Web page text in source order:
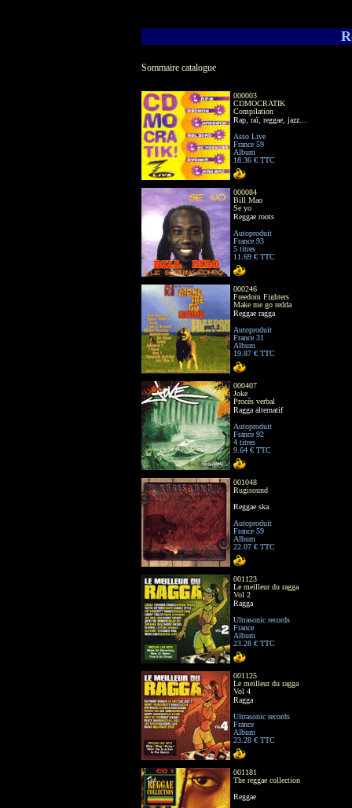
Sommaire catalogue
000003
CDMOCRATIK
Compilation
Rap, raï, reggae, jazz...
Asso Live
France 59
Album
18.36 € TTC
000084
Bill Mao
Se yo
Reggae roots
Autoproduit
France 93
5 titres
11.69 € TTC
000246
Freedom Fighters
Make me go redda
Reggae ragga
Autoproduit
France 31
Album
19.87 € TTC
000407
Joke
Procès verbal
Ragga alternatif
Autoproduit
France 92
4 titres
9.64 € TTC
001048
Rugisound
Reggae ska
Autoproduit
France 59
Album
22.07 € TTC
001123
Le meilleur du ragga
Vol 2
Ragga
Ultrasonic records
France
Album
23.28 € TTC
001125
Le meilleur du ragga
Vol 4
Ragga
Ultrasonic records
France
Album
23.28 € TTC
001181
The reggae collection
Reggae